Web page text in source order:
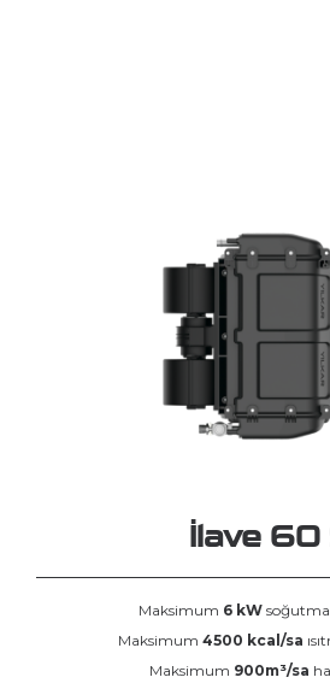
İlave 60
Maksimum 6 kW soğutma
Maksimum 4500 kcal/sa
Maksimum 900m³/sa